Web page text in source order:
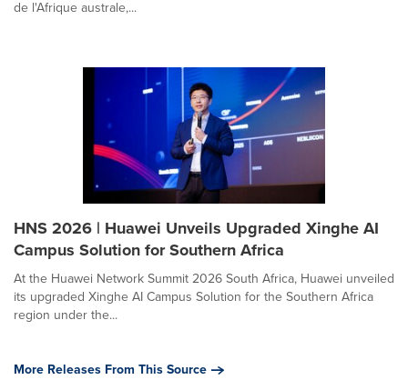
de l'Afrique australe,...
HNS 2026 | Huawei Unveils Upgraded Xinghe AI
Campus Solution for Southern Africa
At the Huawei Network Summit 2026 South Africa, Huawei unveiled
its upgraded Xinghe AI Campus Solution for the Southern Africa
region under the...
More Releases From This Source